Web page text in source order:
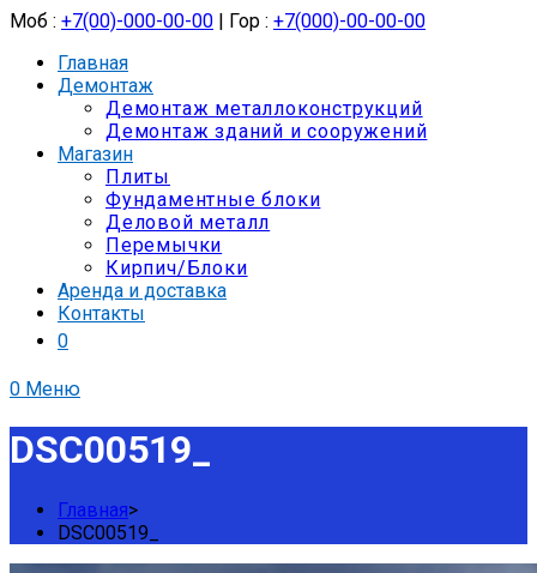
Моб : +7(00)-000-00-00 | Гор : +7(000)-00-00-00
Главная
Демонтаж
Демонтаж металлоконструкций
Демонтаж зданий и сооружений
Магазин
Плиты
Фундаментные блоки
Деловой металл
Перемычки
Кирпич/Блоки
Аренда и доставка
Контакты
0
0 Меню
DSC00519_
Главная>
DSC00519_